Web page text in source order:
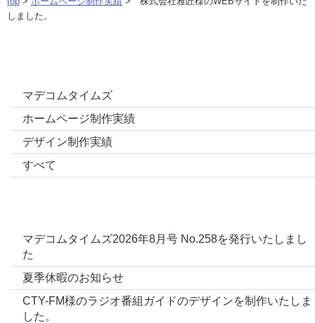
しました。
マデコムタイムズ
ホームページ制作実績
デザイン制作実績
すべて
マデコムタイムズ2026年8月号 No.258を発行いたしまし
た
夏季休暇のお知らせ
CTY-FM様のラジオ番組ガイドのデザインを制作いたしま
した。